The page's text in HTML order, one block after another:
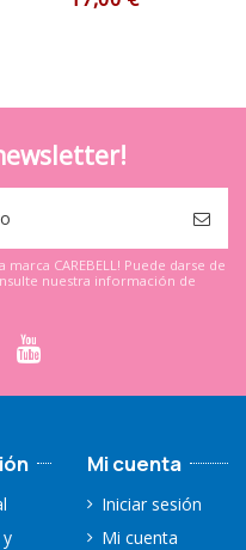
CAREBELL! Puede darse de
nuestra información de
Mi cuenta
Iniciar sesión
Mi cuenta